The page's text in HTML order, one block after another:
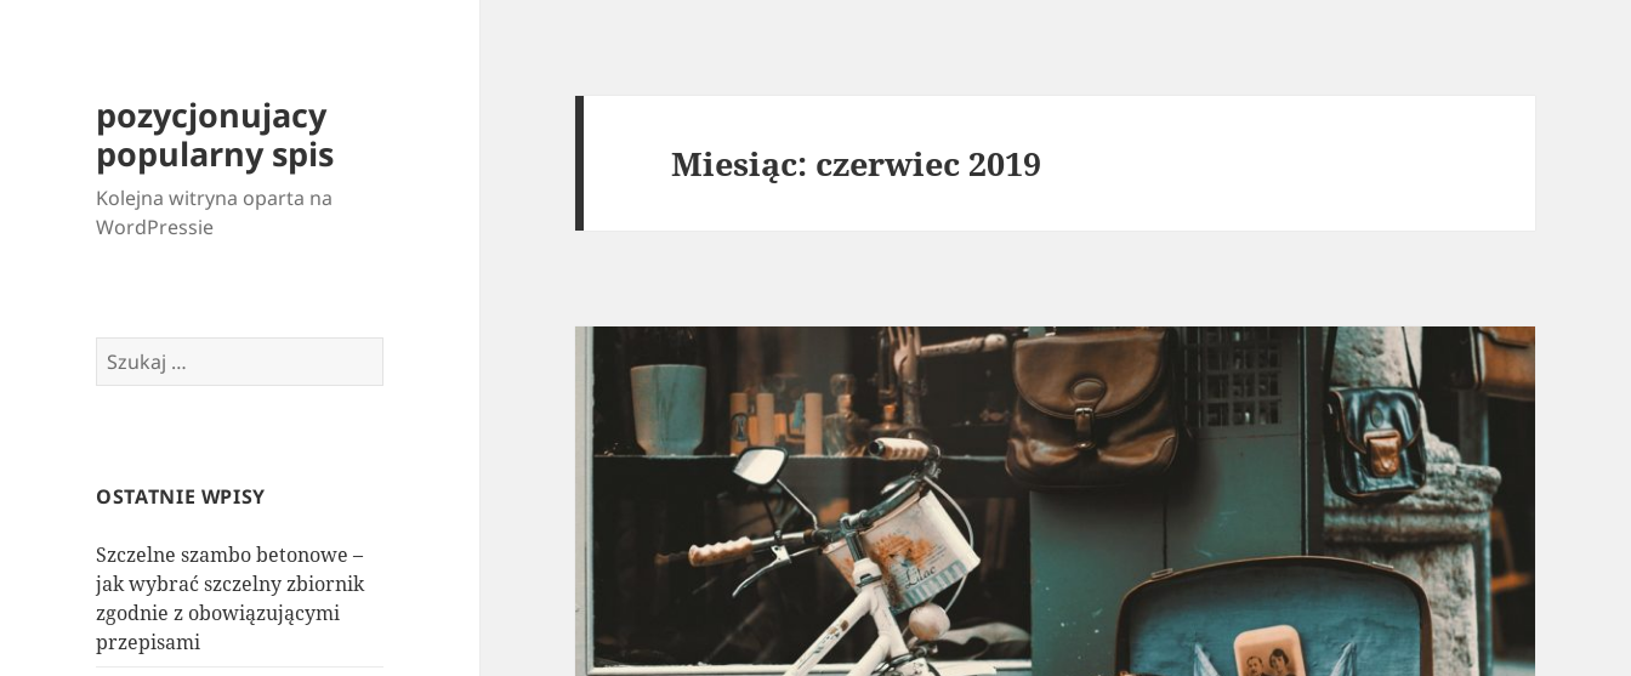
pozycjonujacy
popularny spis
Kolejna witryna oparta na
WordPressie
Szukaj:
OSTATNIE WPISY
Szczelne szambo betonowe –
jak wybrać szczelny zbiornik
zgodnie z obowiązującymi
przepisami
Miesiąc: czerwiec 2019